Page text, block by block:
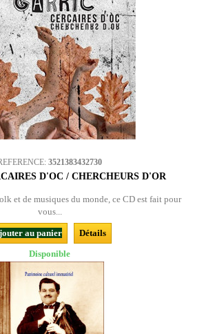
3521383432730
D'OC / CHERCHEURS D'OR
et de musiques du monde, ce CD est fait pour
vous...
au panier
Détails
Disponible